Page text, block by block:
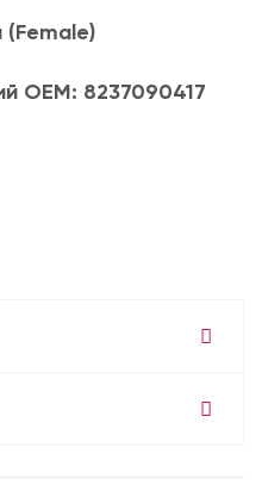
(Female)
OEM: 8237090417